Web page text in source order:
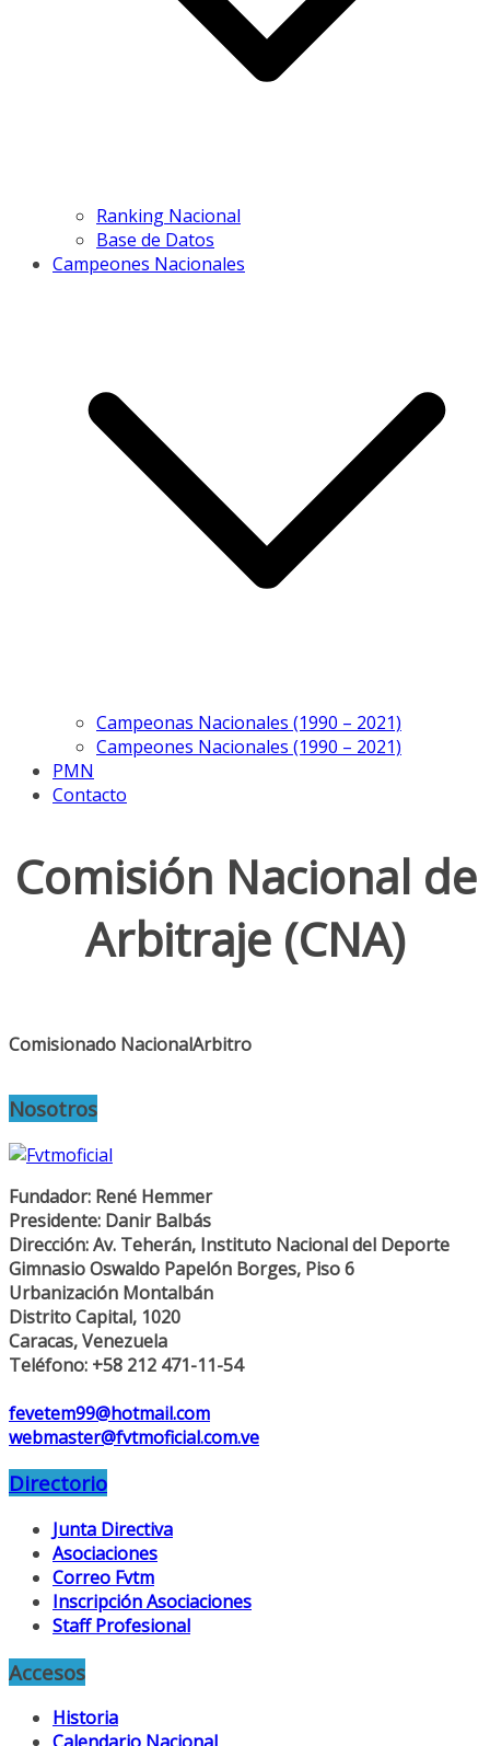
Ranking Nacional
Base de Datos
Campeones Nacionales
Campeonas Nacionales (1990 – 2021)
Campeones Nacionales (1990 – 2021)
PMN
Contacto
Comisión Nacional de
Arbitraje (CNA)
Comisionado NacionalArbitro
Nosotros
Fundador: René Hemmer
Presidente: Danir Balbás
Dirección: Av. Teherán, Instituto Nacional del Deporte
Gimnasio Oswaldo Papelón Borges, Piso 6
Urbanización Montalbán
Distrito Capital, 1020
Caracas, Venezuela
Teléfono: +58 212 471-11-54
fevetem99@hotmail.com
webmaster@fvtmoficial.com.ve
Directorio
Junta Directiva
Asociaciones
Correo Fvtm
Inscripción Asociaciones
Staff Profesional
Accesos
Historia